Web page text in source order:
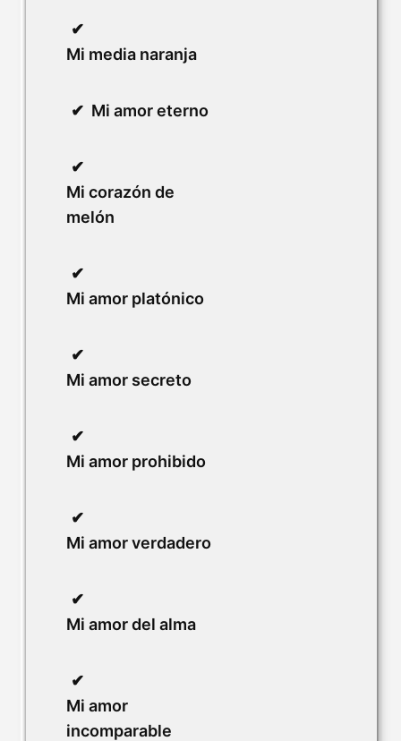
Mi media naranja
Mi amor eterno
Mi corazón de
melón
Mi amor platónico
Mi amor secreto
Mi amor prohibido
Mi amor verdadero
Mi amor del alma
Mi amor
incomparable